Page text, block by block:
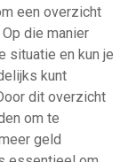
een overzicht
die manier
situatie en kun je
kunt
dit overzicht
om te
geld